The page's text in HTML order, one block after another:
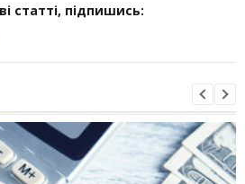
статті, підпишись: